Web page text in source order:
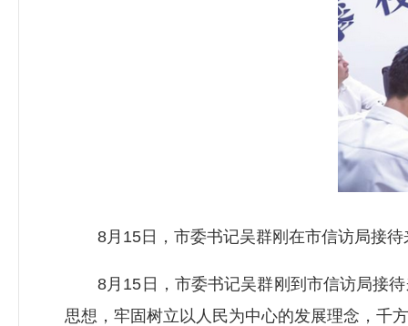
8月15日，市委书记吴群刚在市信访局接待
8月15日，市委书记吴群刚到市信访局接待
思想，牢固树立以人民为中心的发展理念，千